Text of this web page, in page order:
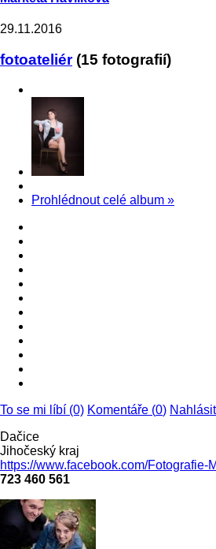
29.11.2016
fotoateliér (15 fotografií)
Prohlédnout celé album »
To se mi líbí (0) Komentáře (0)
Dačice
Jihočeský kraj
https://www.facebook.com/Fotografie-
723 460 561